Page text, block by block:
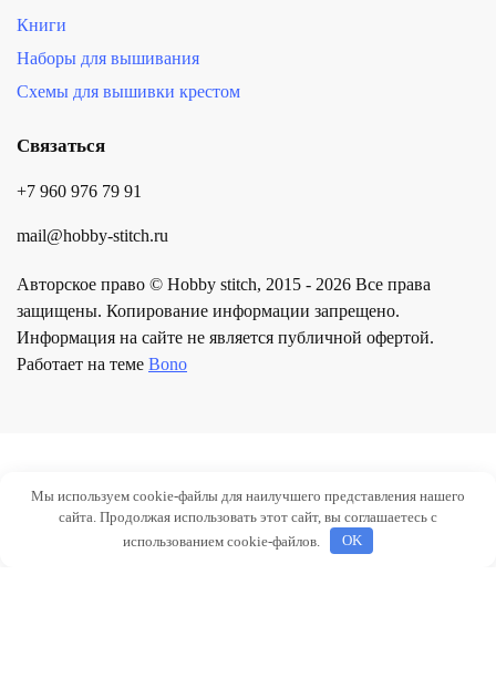
Книги
Наборы для вышивания
Схемы для вышивки крестом
Связаться
+7 960 976 79 91
mail@hobby-stitch.ru
Авторское право © Hobby stitch, 2015 - 2026 Все права
защищены. Копирование информации запрещено.
Информация на сайте не является публичной офертой.
Работает на теме Bono
Мы используем cookie-файлы для наилучшего представления нашего
сайта. Продолжая использовать этот сайт, вы соглашаетесь с
использованием cookie-файлов.
OK